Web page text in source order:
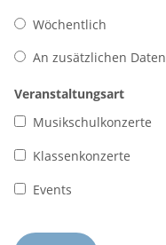
Wöchentlich
An zusätzlichen Daten
Veranstaltungsart
Musikschulkonzerte
Klassenkonzerte
Events